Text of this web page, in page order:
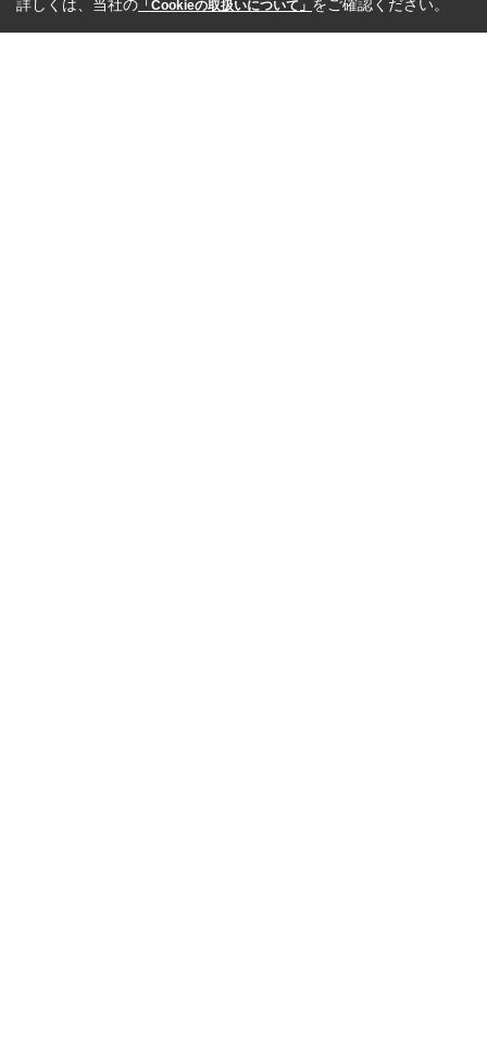
詳しくは、当社の 「Cookieの取扱いについて」 をご確認ください。